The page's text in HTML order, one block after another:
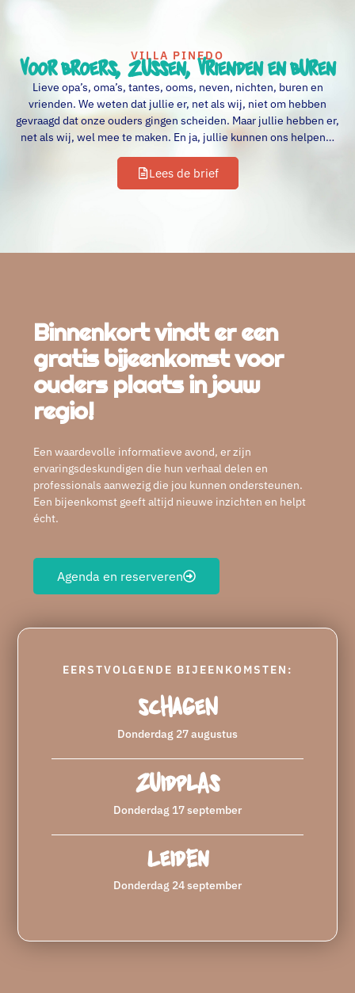
VILLA PINEDO
Voor broers, zussen, vrienden en buren
Lieve opa’s, oma’s, tantes, ooms, neven, nichten, buren en
vrienden. We weten dat jullie er, net als wij, niet om hebben
gevraagd dat onze ouders gingen scheiden. Maar jullie hebben er,
net als wij, wel mee te maken. En ja, jullie kunnen ons helpen…
Lees de brief
Binnenkort vindt er een
gratis bijeenkomst voor
ouders plaats in jouw
regio!
Een waardevolle informatieve avond, er zijn
ervaringsdeskundigen die hun verhaal delen en
professionals aanwezig die jou kunnen ondersteunen.
Een bijeenkomst geeft altijd nieuwe inzichten en helpt
écht.
Agenda en reserveren
EERSTVOLGENDE BIJEENKOMSTEN:
Schagen
Donderdag 27 augustus
Zuidplas
Donderdag 17 september
Leiden
Donderdag 24 september